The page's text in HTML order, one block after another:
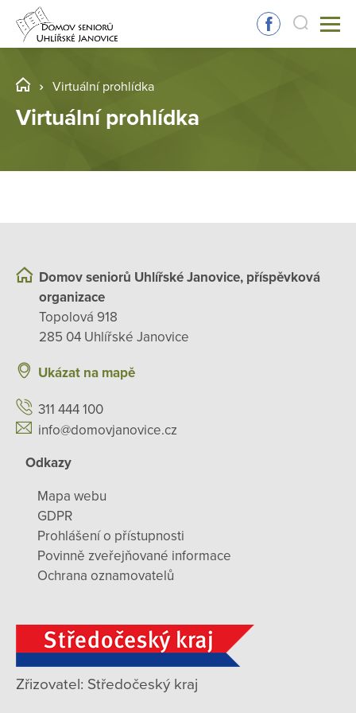
Virtuální prohlídka
Virtuální prohlídka
Domov seniorů Uhlířské Janovice, příspěvková
organizace
Topolová 918
285 04 Uhlířské Janovice
Ukázat na mapě
311 444 100
info@domovjanovice.cz
Odkazy
Mapa webu
GDPR
Prohlášení o přístupnosti
Povinně zveřejňované informace
Ochrana oznamovatelů
Zřizovatel: Středočeský kraj